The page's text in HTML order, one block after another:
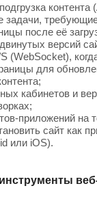
контента
требующие
после её
версий
(WebSocket),
для
кабинетов и
приложений на
сайт как
или iOS).